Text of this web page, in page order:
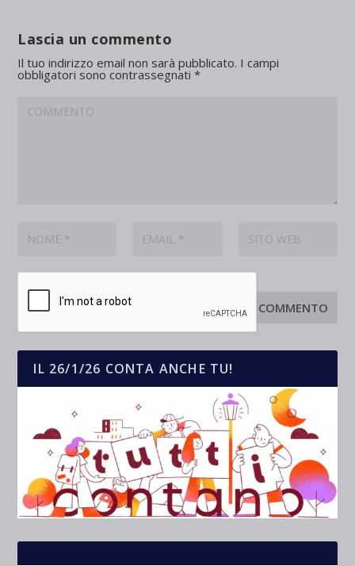
Lascia un commento
Il tuo indirizzo email non sarà pubblicato. I campi
obbligatori sono contrassegnati*
IL 26/1/26 CONTA ANCHE TU!